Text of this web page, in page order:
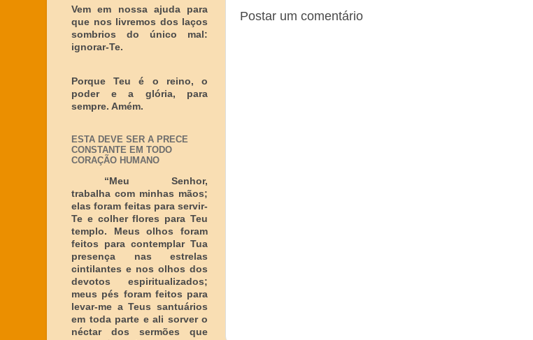
Postar um comentário
Vem em nossa ajuda para
que nos livremos dos laços
sombrios do único mal:
ignorar-Te.
Porque Teu é o reino, o
poder e a glória, para
sempre. Amém.
ESTA DEVE SER A PRECE
CONSTANTE EM TODO
CORAÇÃO HUMANO
“Meu Senhor,
trabalha com minhas mãos;
elas foram feitas para servir-
Te e colher flores para Teu
templo. Meus olhos foram
feitos para contemplar Tua
presença nas estrelas
cintilantes e nos olhos dos
devotos espiritualizados;
meus pés foram feitos para
levar-me a Teus santuários
em toda parte e ali sorver o
néctar dos sermões que